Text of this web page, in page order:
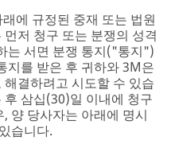
에 규정된 중재 또는 법원
저 청구 또는 분쟁의 성격
는 서면 분쟁 통지("통지")
지를 받은 후 귀하와 3M은
결하려고 시도할 수 있습
삼십(30)일 이내에 청구
양 당사자는 아래에 명시
습니다.